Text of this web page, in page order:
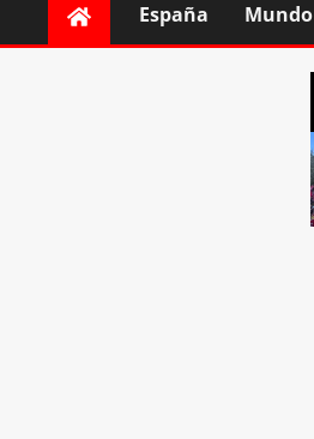
España Mundo